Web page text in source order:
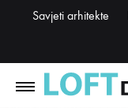
Savjeti arhitekte